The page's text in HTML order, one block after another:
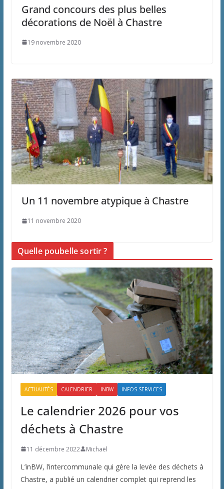
Grand concours des plus belles
décorations de Noël à Chastre
19 novembre 2020
Un 11 novembre atypique à Chastre
11 novembre 2020
Quelle poubelle sortir ?
ACTUALITÉS CALENDRIER INBW INFOS-SERVICES
Le calendrier 2026 pour vos
déchets à Chastre
11 décembre 2022 Michaël
L’inBW, l’intercommunale qui gère la levée des déchets à
Chastre, a publié un calendrier complet qui reprend les